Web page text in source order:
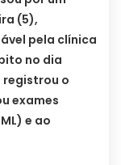
(5),
pela clínica
no dia
registrou o
exames
e ao